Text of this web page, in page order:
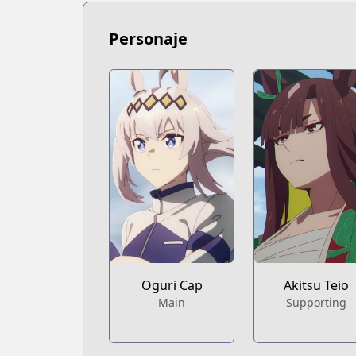
https://www.mangaupdates.com/
Book☆Walker
Personaje
Oguri Cap
Main
Akitsu Teio
Supporting